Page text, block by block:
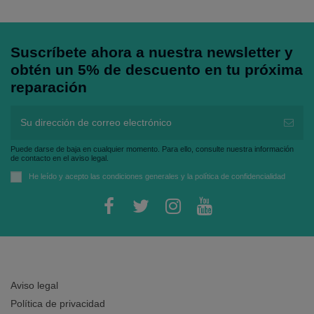
Suscríbete ahora a nuestra newsletter y
obtén un 5% de descuento en tu próxima
reparación
Puede darse de baja en cualquier momento. Para ello, consulte nuestra información
de contacto en el aviso legal.
He leído y acepto las condiciones generales y la política de confidencialidad
Aviso legal
Política de privacidad